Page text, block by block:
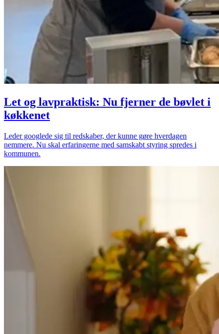
Let og lavpraktisk: Nu fjerner de bøvlet i
køkkenet
Leder googlede sig til redskaber, der kunne gøre hverdagen
nemmere. Nu skal erfaringerne med samskabt styring spredes i
kommunen.